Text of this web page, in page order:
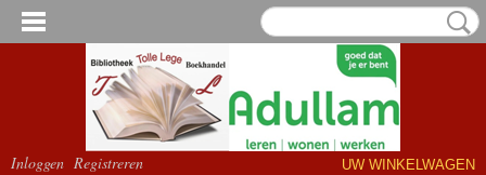
Inloggen Registreren
UW WINKELWAGEN